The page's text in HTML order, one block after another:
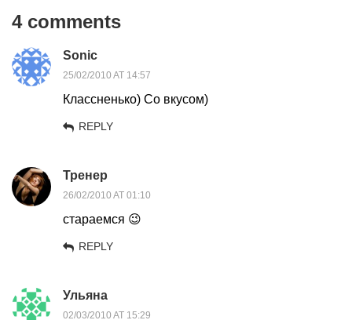
4 comments
Sonic
25/02/2010 AT 14:57
Классненько) Со вкусом)
REPLY
Тренер
26/02/2010 AT 01:10
стараемся 😉
REPLY
Ульяна
02/03/2010 AT 15:29